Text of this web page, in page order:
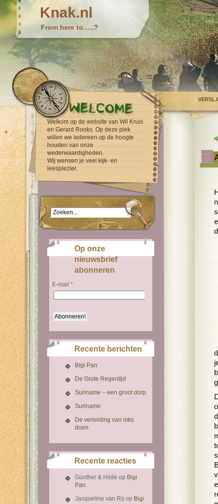
Knak.nl
From here to…..?
Welkom op de website van Wil Kruis
en Gerard Rooks. Op deze plek
willen we iedereen op de hoogte
houden van onze
wederwaardigheden.
Wij wensen je veel kijk- en
leesplezier.
Op onze
nieuwsbrief
abonneren
E-mail *
Recente berichten
Bigi Pan
De Grote Regentijd
Suriname – een groot dorp
Suriname
De verleiding van niks
doen
Recente reacties
Günther & Hilde op Bigi
Pan
Jacqueline van Rij op Bigi